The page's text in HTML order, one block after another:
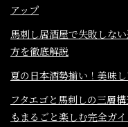
アップ
馬刺し居酒屋で失敗しな
方を徹底解説
夏の日本酒勢揃い！美味
フタエゴと馬刺しの三層
もまるごと楽しむ完全ガ